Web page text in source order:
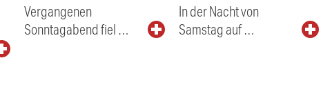
Vergangenen
Sonntagabend fiel …
In der Nacht von
Samstag auf …